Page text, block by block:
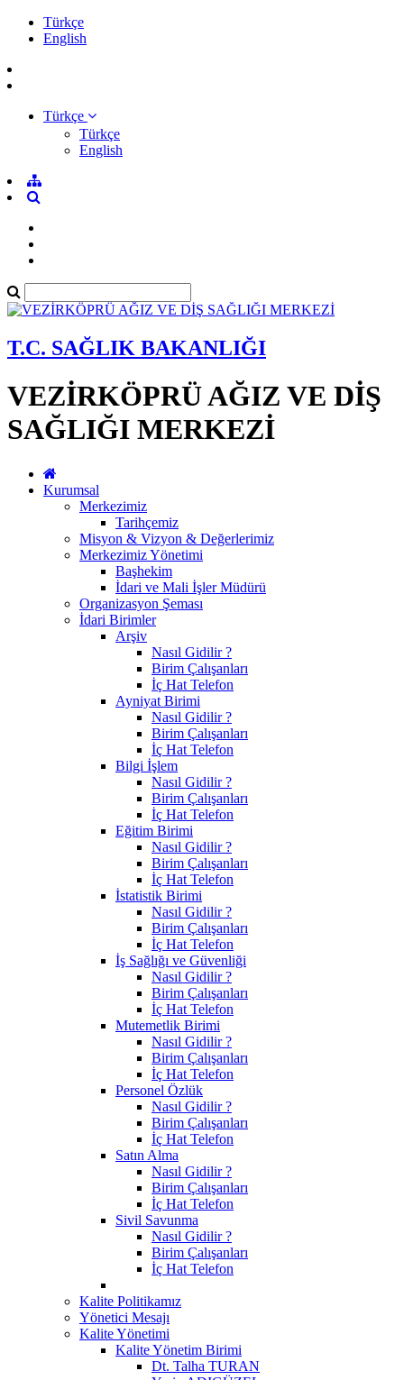
Türkçe
English
Türkçe
Türkçe
English
T.C. SAĞLIK BAKANLIĞI
VEZİRKÖPRÜ AĞIZ VE DİŞ
SAĞLIĞI MERKEZİ
Kurumsal
Merkezimiz
Tarihçemiz
Misyon & Vizyon & Değerlerimiz
Merkezimiz Yönetimi
Başhekim
İdari ve Mali İşler Müdürü
Organizasyon Şeması
İdari Birimler
Arşiv
Nasıl Gidilir ?
Birim Çalışanları
İç Hat Telefon
Ayniyat Birimi
Nasıl Gidilir ?
Birim Çalışanları
İç Hat Telefon
Bilgi İşlem
Nasıl Gidilir ?
Birim Çalışanları
İç Hat Telefon
Eğitim Birimi
Nasıl Gidilir ?
Birim Çalışanları
İç Hat Telefon
İstatistik Birimi
Nasıl Gidilir ?
Birim Çalışanları
İç Hat Telefon
İş Sağlığı ve Güvenliği
Nasıl Gidilir ?
Birim Çalışanları
İç Hat Telefon
Mutemetlik Birimi
Nasıl Gidilir ?
Birim Çalışanları
İç Hat Telefon
Personel Özlük
Nasıl Gidilir ?
Birim Çalışanları
İç Hat Telefon
Satın Alma
Nasıl Gidilir ?
Birim Çalışanları
İç Hat Telefon
Sivil Savunma
Nasıl Gidilir ?
Birim Çalışanları
İç Hat Telefon
Kalite Politikamız
Yönetici Mesajı
Kalite Yönetimi
Kalite Yönetim Birimi
Dt. Talha TURAN